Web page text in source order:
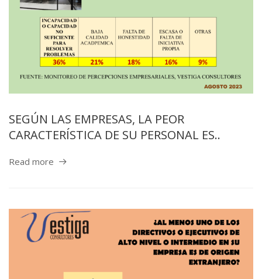
SEGÚN LAS EMPRESAS, LA PEOR
CARACTERÍSTICA DE SU PERSONAL ES..
Read more